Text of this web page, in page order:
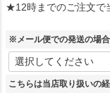
★12時までのご注文で
※メール便での発送の場合
こちらは当店取り扱いの